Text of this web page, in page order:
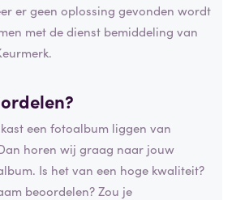
er geen oplossing gevonden wordt
met de dienst bemiddeling van
een fotoalbum liggen van
horen wij graag naar jouw
Is het van een hoge kwaliteit?
beoordelen? Zou je